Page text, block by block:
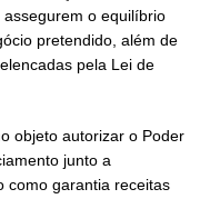
o equilíbrio
pretendido, além de
pela Lei de
objeto autorizar o Poder
junto a
como garantia receitas